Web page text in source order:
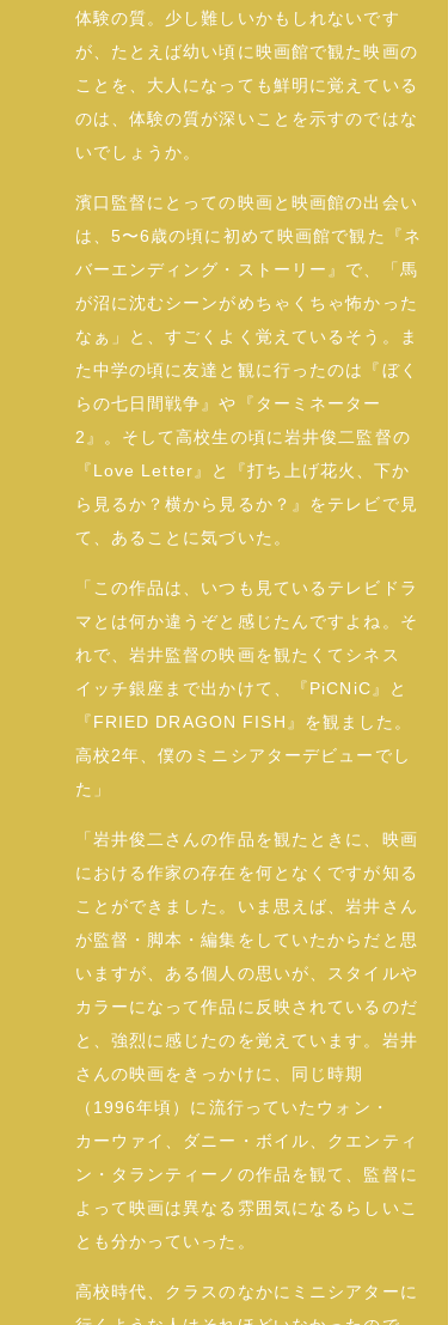
体験の質。少し難しいかもしれないです
が、たとえば幼い頃に映画館で観た映画の
ことを、大人になっても鮮明に覚えている
のは、体験の質が深いことを示すのではな
いでしょうか。
濱口監督にとっての映画と映画館の出会い
は、5〜6歳の頃に初めて映画館で観た『ネ
バーエンディング・ストーリー』で、「馬
が沼に沈むシーンがめちゃくちゃ怖かった
なぁ」と、すごくよく覚えているそう。ま
た中学の頃に友達と観に行ったのは『ぼく
らの七日間戦争』や『ターミネーター
2』。そして高校生の頃に岩井俊二監督の
『Love Letter』と『打ち上げ花火、下か
ら見るか？横から見るか？』をテレビで見
て、あることに気づいた。
「この作品は、いつも見ているテレビドラ
マとは何か違うぞと感じたんですよね。そ
れで、岩井監督の映画を観たくてシネス
イッチ銀座まで出かけて、『PiCNiC』と
『FRIED DRAGON FISH』を観ました。
高校2年、僕のミニシアターデビューでし
た」
「岩井俊二さんの作品を観たときに、映画
における作家の存在を何となくですが知る
ことができました。いま思えば、岩井さん
が監督・脚本・編集をしていたからだと思
いますが、ある個人の思いが、スタイルや
カラーになって作品に反映されているのだ
と、強烈に感じたのを覚えています。岩井
さんの映画をきっかけに、同じ時期
（1996年頃）に流行っていたウォン・
カーウァイ、ダニー・ボイル、クエンティ
ン・タランティーノの作品を観て、監督に
よって映画は異なる雰囲気になるらしいこ
とも分かっていった。
高校時代、クラスのなかにミニシアターに